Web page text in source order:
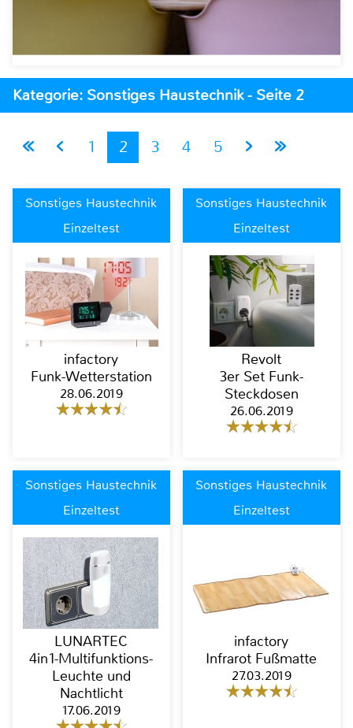
Kategorie: Sonstiges Haustechnik - Seite 2
1 2 3 4 5
Sonstiges Haustechnik
Einzeltest
infactory
Funk-Wetterstation
28.06.2019
Sonstiges Haustechnik
Einzeltest
Revolt
3er Set Funk-
Steckdosen
26.06.2019
Sonstiges Haustechnik
Einzeltest
LUNARTEC
4in1-Multifunktions-
Leuchte und
Nachtlicht
17.06.2019
Sonstiges Haustechnik
Einzeltest
infactory
Infrarot Fußmatte
27.03.2019